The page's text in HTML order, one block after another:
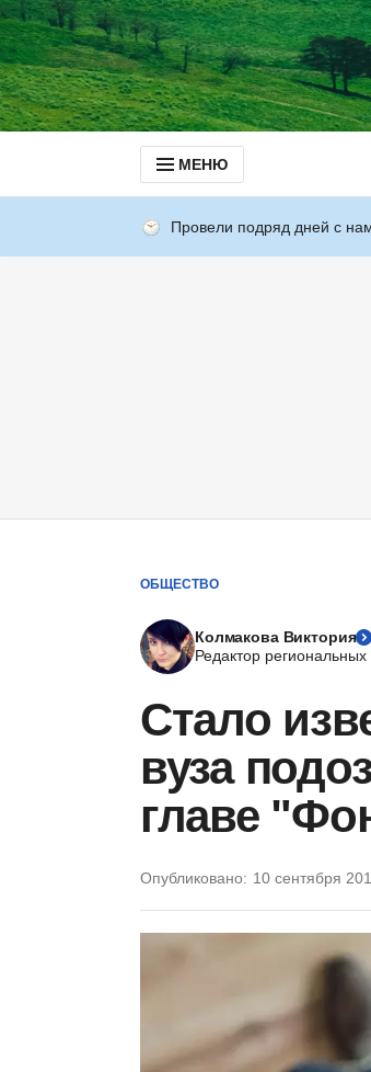
МЕНЮ
Провели подряд дней с
ОБЩЕСТВО
Колмакова Виктория
Редактор региональных
Стало
вуза
главе
Опубликовано: 10 сентября